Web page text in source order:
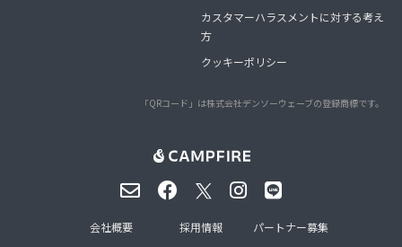
カスタマーハラスメントに対する考え
方
クッキーポリシー
「QRコード」は株式会社デンソーウェーブの登録商標です。
会社概要 採用情報 パートナー募集